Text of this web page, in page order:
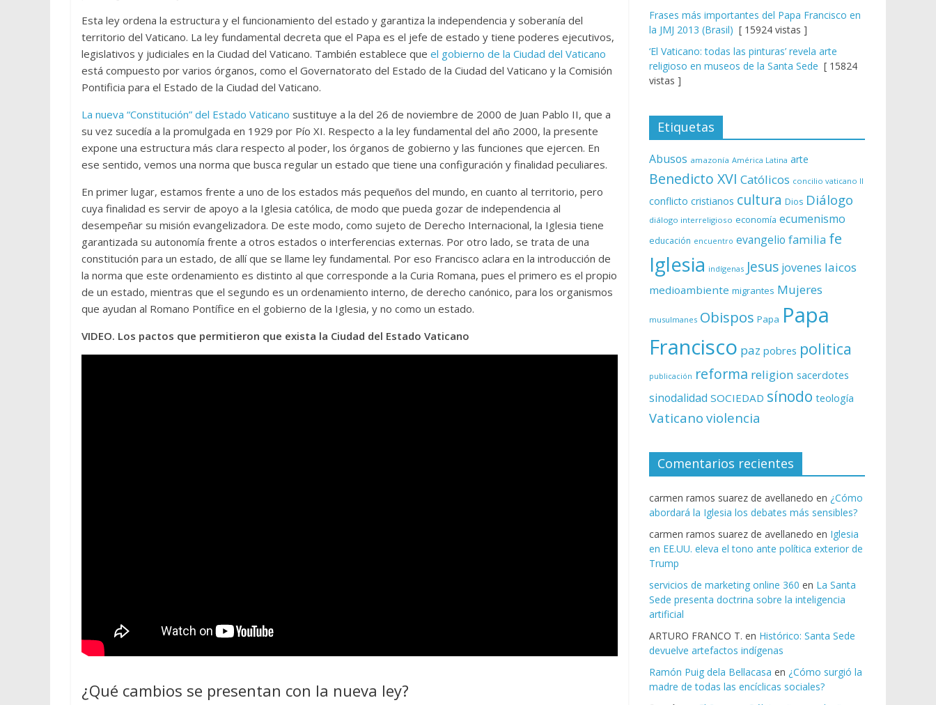
Esta ley ordena la estructura y el funcionamiento del estado y garantiza la independencia y soberanía del
territorio del Vaticano. La ley fundamental decreta que el Papa es el jefe de estado y tiene poderes ejecutivos,
legislativos y judiciales en la Ciudad del Vaticano. También establece que el gobierno de la Ciudad del Vaticano
está compuesto por varios órganos, como el Governatorato del Estado de la Ciudad del Vaticano y la Comisión
Pontificia para el Estado de la Ciudad del Vaticano.
La nueva “Constitución” del Estado Vaticano sustituye a la del 26 de noviembre de 2000 de Juan Pablo II, que a
su vez sucedía a la promulgada en 1929 por Pío XI. Respecto a la ley fundamental del año 2000, la presente
expone una estructura más clara respecto al poder, los órganos de gobierno y las funciones que ejercen. En
ese sentido, vemos una norma que busca regular un estado que tiene una configuración y finalidad peculiares.
En primer lugar, estamos frente a uno de los estados más pequeños del mundo, en cuanto al territorio, pero
cuya finalidad es servir de apoyo a la Iglesia católica, de modo que pueda gozar de independencia al
desempeñar su misión evangelizadora. De este modo, como sujeto de Derecho Internacional, la Iglesia tiene
garantizada su autonomía frente a otros estados o interferencias externas. Por otro lado, se trata de una
constitución para un estado, de allí que se llame ley fundamental. Por eso Francisco aclara en la introducción de
la norma que este ordenamiento es distinto al que corresponde a la Curia Romana, pues el primero es el propio
de un estado, mientras que el segundo es un ordenamiento interno, de derecho canónico, para los organismos
que ayudan al Romano Pontífice en el gobierno de la Iglesia, y no como un estado.
VIDEO. Los pactos que permitieron que exista la Ciudad del Estado Vaticano
¿Qué cambios se presentan con la nueva ley?
Frases más importantes del Papa Francisco en
la JMJ 2013 (Brasil) [ 15924 vistas ]
‘El Vaticano: todas las pinturas’ revela arte
religioso en museos de la Santa Sede [ 15824
vistas ]
Etiquetas
Abusos amazonía América Latina arte
Benedicto XVI Católicos concilio vaticano II
conflicto cristianos cultura Dios Diálogo
diálogo interreligioso economía ecumenismo
educación encuentro evangelio familia fe
Iglesia indígenas Jesus jovenes laicos
medioambiente migrantes Mujeres
musulmanes Obispos Papa Papa
Francisco paz pobres politica
publicación reforma religion sacerdotes
sinodalidad SOCIEDAD sínodo teología
Vaticano violencia
Comentarios recientes
carmen ramos suarez de avellanedo en ¿Cómo
abordará la Iglesia los debates más sensibles?
carmen ramos suarez de avellanedo en Iglesia
en EE.UU. eleva el tono ante política exterior de
Trump
servicios de marketing online 360 en La Santa
Sede presenta doctrina sobre la inteligencia
artificial
ARTURO FRANCO T. en Histórico: Santa Sede
devuelve artefactos indígenas
Ramón Puig dela Bellacasa en ¿Cómo surgió la
madre de todas las encíclicas sociales?